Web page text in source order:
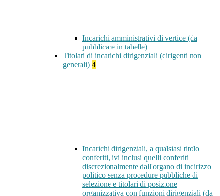
Incarichi amministrativi di vertice (da
pubblicare in tabelle)
Titolari di incarichi dirigenziali (dirigenti non
generali) 4
Incarichi dirigenziali, a qualsiasi titolo
conferiti, ivi inclusi quelli conferiti
discrezionalmente dall'organo di indirizzo
politico senza procedure pubbliche di
selezione e titolari di posizione
organizzativa con funzioni dirigenziali (da